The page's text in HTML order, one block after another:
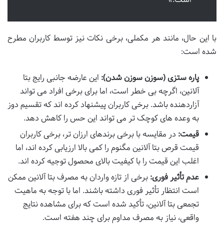
با این حال، مانند هر مکملی، برخی نکات نیز توسط کاربران مطرح
شده است:
پاره ستزی (سوزن سوزن شدن): این عارضه جانبی رایج بتا
آلانین، اگرچه بی خطر است، اما برای برخی افراد می تواند
آزاردهنده باشد. برخی کاربران پیشنهاد کرده اند که تقسیم دوز
به وعده های کوچک تر می تواند این حس را کاهش دهد.
قیمت: در مقایسه با برخی برندهای ارزان تر، برخی کاربران
قیمت قرص بتا آلانین مگنوم را کمی بالا ارزیابی کرده اند، اما
اغلب این قیمت را با کیفیت بالای محصول توجیه کرده اند.
عدم تأثیر فوری: برخی از تازه واردان به مصرف بتا آلانین ممکن
است انتظار تأثیر فوری داشته باشند. اما با توجه به ماهیت
تجمعی بتا آلانین، تأکید شده است که برای مشاهده نتایج
واقعی، نیاز به مصرف مداوم برای چند هفته است.